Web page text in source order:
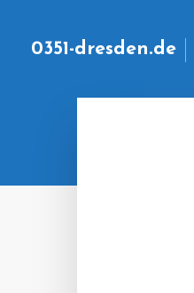
0351-dresden.de